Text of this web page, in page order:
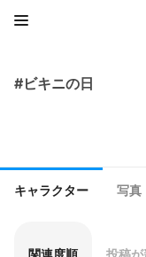
#ビキニの日
キャラクター 写真
関連度順 投稿